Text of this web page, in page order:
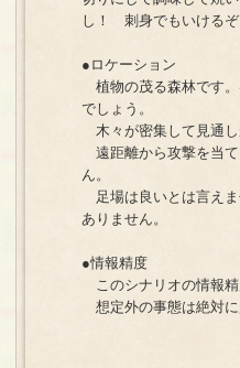
し！ 刺身でもいけるぞ
●ロケーション
植物の茂る森林です
でしょう。
木々が密集して見通し
遠距離から攻撃を当
ん。
足場は良いとは言え
ありません。
●情報精度
このシナリオの情報精
想定外の事態は絶対に